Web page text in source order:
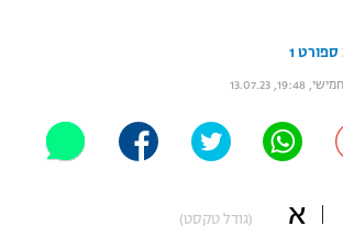
פודקאסט
– פודקאסט
1
13.07.23
א (גודל טקסט)